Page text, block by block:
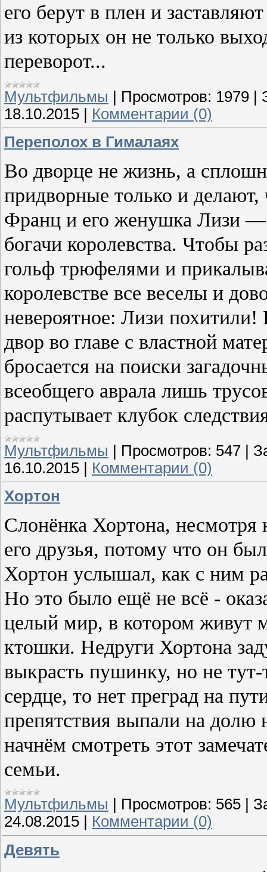
его берут в плен и
из которых он не только
переворот...
Мультфильмы Просмотров: 1979
18.10.2015
Комментарии (0)
Переполох в Гималаях
Во дворце не жизнь, а
придворные только и
Франц и его женушка Лизи —
богачи королевства. Чтобы
гольф трюфелями и
королевстве все веселы и
невероятное: Лизи
двор во главе с властной
бросается на поиски
всеобщего аврала лишь
распутывает клубок
Мультфильмы | Просмотров: 547 |
16.10.2015 | Комментарии (0)
Хортон
Слонёнка Хортона, несмотря
его друзья, потому что он
Хортон услышал, как с ним
Но это было ещё не всё -
целый мир, в котором живут
ктошки. Недруги Хортона
выкрасть пушинку, но не
сердце, то нет преград на
препятствия выпали на долю
начнём смотреть этот
семьи.
Мультфильмы Просмотров: 565
24.08.2015
Комментарии (0)
Девять